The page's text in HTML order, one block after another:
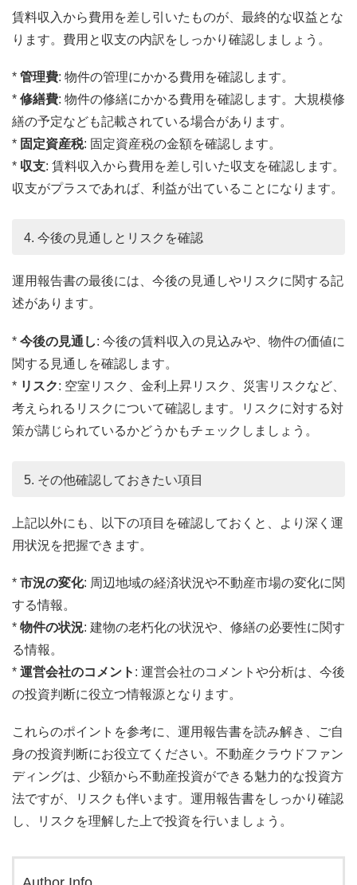
賃料収入から費用を差し引いたものが、最終的な収益とな
ります。費用と収支の内訳をしっかり確認しましょう。
* 管理費: 物件の管理にかかる費用を確認します。
* 修繕費: 物件の修繕にかかる費用を確認します。大規模修
繕の予定なども記載されている場合があります。
* 固定資産税: 固定資産税の金額を確認します。
* 収支: 賃料収入から費用を差し引いた収支を確認します。
収支がプラスであれば、利益が出ていることになります。
4. 今後の見通しとリスクを確認
運用報告書の最後には、今後の見通しやリスクに関する記
述があります。
* 今後の見通し: 今後の賃料収入の見込みや、物件の価値に
関する見通しを確認します。
* リスク: 空室リスク、金利上昇リスク、災害リスクなど、
考えられるリスクについて確認します。リスクに対する対
策が講じられているかどうかもチェックしましょう。
5. その他確認しておきたい項目
上記以外にも、以下の項目を確認しておくと、より深く運
用状況を把握できます。
* 市況の変化: 周辺地域の経済状況や不動産市場の変化に関
する情報。
* 物件の状況: 建物の老朽化の状況や、修繕の必要性に関す
る情報。
* 運営会社のコメント : 運営会社のコメントや分析は、今後
の投資判断に役立つ情報源となります。
これらのポイントを参考に、運用報告書を読み解き、ご自
身の投資判断にお役立てください。不動産クラウドファン
ディングは、少額から不動産投資ができる魅力的な投資方
法ですが、リスクも伴います。運用報告書をしっかり確認
し、リスクを理解した上で投資を行いましょう。